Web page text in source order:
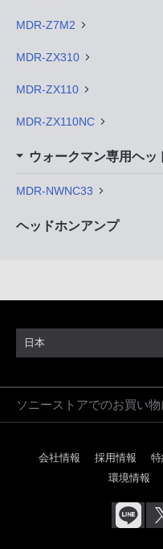
MDR-Z7M2
MDR-ZX310
MDR-ZX110
MDR-ZX110NC
ウォークマン専用ヘッ
MDR-NWNC33
ヘッドホンアンプ
日本
ソニーストアでのお買い
会社情報 採用情報
環境情報